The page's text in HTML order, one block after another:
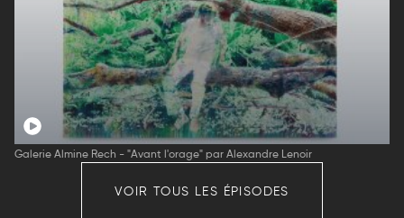
Galerie Almine Rech - "Avant l'orage" par Alexandre Lenoir
VOIR TOUS LES ÉPISODES